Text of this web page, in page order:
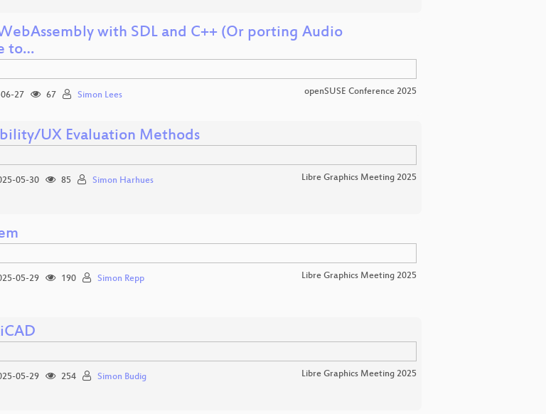
with SDL and C++ (Or porting Audio
to…
27 67 Simon Lees openSUSE Conference 2025
UX Evaluation Methods
05-30 85 Simon Harhues Libre Graphics Meeting 2025
05-29 190 Simon Repp Libre Graphics Meeting 2025
05-29 254 Simon Budig Libre Graphics Meeting 2025